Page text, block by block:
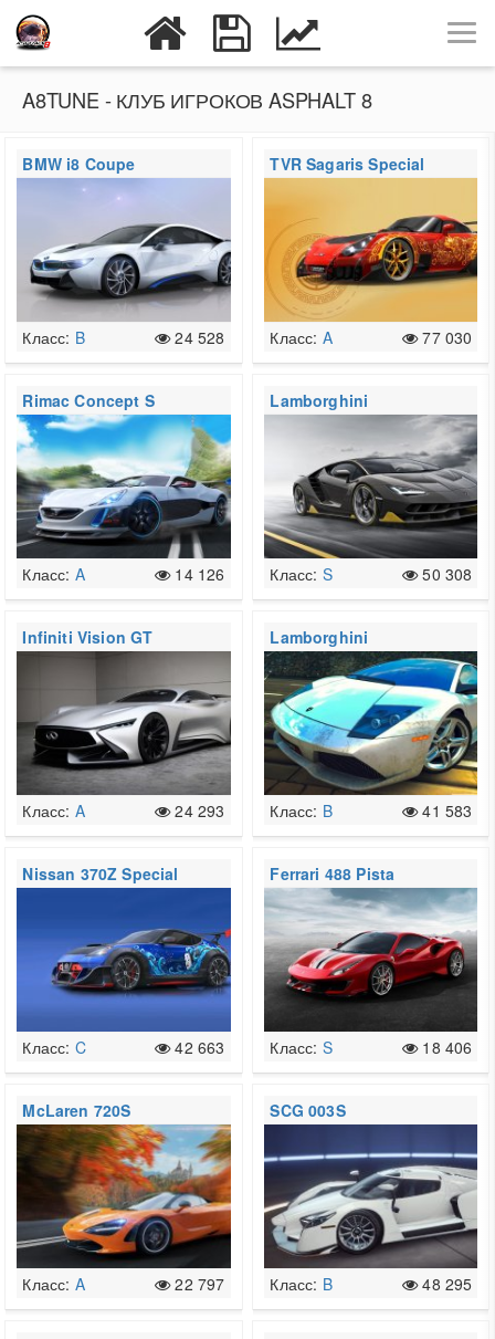
A8TUNE - КЛУБ ИГРОКОВ ASPHALT 8
BMW i8 Coupe
Класс: B 24 528
TVR Sagaris Special
Класс: A 77 030
Rimac Concept S
Класс: A 14 126
Lamborghini
Класс: S 50 308
Infiniti Vision GT
Класс: A 24 293
Lamborghini
Murciélago LP640
Класс: B 41 583
Nissan 370Z Special
Класс: C 42 663
Ferrari 488 Pista
Класс: S 18 406
McLaren 720S
Класс: A 22 797
SCG 003S
Класс: B 48 295